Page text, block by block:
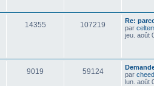
14355 107219
Re:
par
jeu. août
9019 59124
par
lun. août